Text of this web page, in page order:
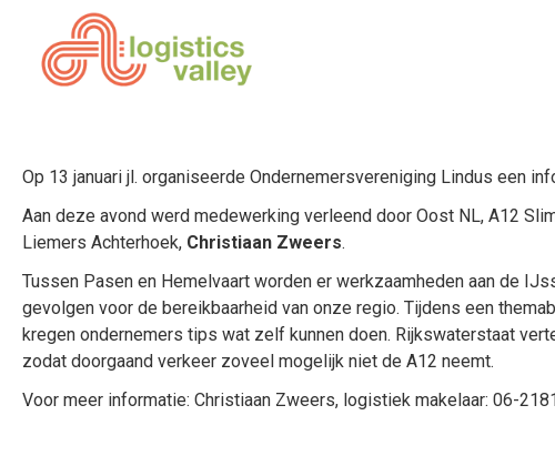
Op 13 januari jl. organiseerde Ondernemersvereniging Lindus een
Aan deze avond werd medewerking verleend door Oost NL, A12
Liemers Achterhoek, Christiaan Zweers.
Tussen Pasen en Hemelvaart worden er werkzaamheden aan de
gevolgen voor de bereikbaarheid van onze regio. Tijdens een
kregen ondernemers tips wat zelf kunnen doen. Rijkswaterstaat
zodat doorgaand verkeer zoveel mogelijk niet de A12 neemt.
Voor meer informatie: Christiaan Zweers, logistiek makelaar: 06-